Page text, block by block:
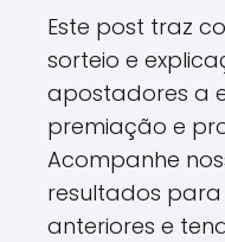
Este post traz
sorteio e
apostadores a
premiação e
Acompanhe
resultados
anteriores e